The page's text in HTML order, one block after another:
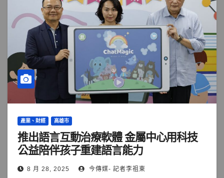
產業、財經 高雄市
推出語言互動治療軟體 金屬中心用科技
公益陪伴孩子重建語言能力
8 月 28, 2025 今傳媒- 記者李祖東